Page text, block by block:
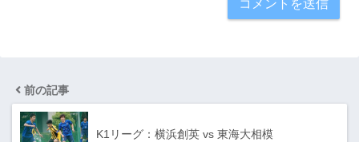
前の記事
K1リーグ：横浜創英 vs 東海大相模